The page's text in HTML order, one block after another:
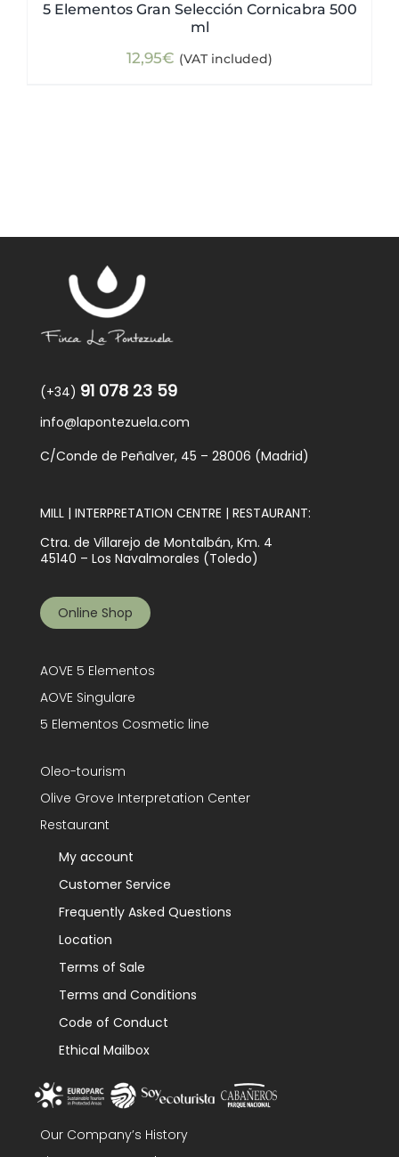
5 Elementos Gran Selección Cornicabra 500
ml
12,95€ (VAT included)
(+34) 91 078 23 59
info@lapontezuela.com
C/Conde de Peñalver, 45 – 28006 (Madrid)
MILL | INTERPRETATION CENTRE | RESTAURANT:
Ctra. de Villarejo de Montalbán, Km. 4
45140 – Los Navalmorales (Toledo)
Online Shop
AOVE 5 Elementos
AOVE Singulare
5 Elementos Cosmetic line
Oleo-tourism
Olive Grove Interpretation Center
Restaurant
My account
Customer Service
Frequently Asked Questions
Location
Terms of Sale
Terms and Conditions
Code of Conduct
Ethical Mailbox
Our Company’s History